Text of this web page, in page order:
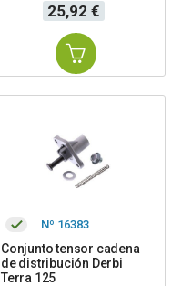
Precio
25,92 €
Nº 16383
Conjunto tensor cadena
de distribución Derbi
Terra 125